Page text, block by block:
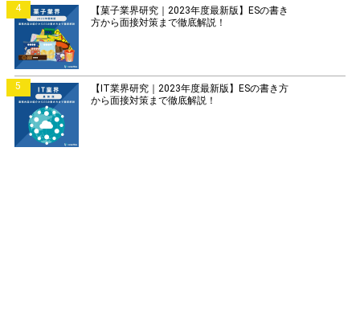
4
【菓子業界研究｜2023年度最新版】ESの書き
方から面接対策まで徹底解説！
5
【IT業界研究｜2023年度最新版】ESの書き方
から面接対策まで徹底解説！